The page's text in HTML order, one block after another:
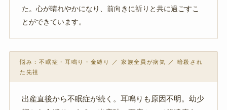
た。心が晴れやかになり、前向きに祈りと共に過ごすこ
とができています。
悩み：不眠症・耳鳴り・金縛り ／ 家族全員が病気 ／ 暗殺され
た先祖
出産直後から不眠症が続く。耳鳴りも原因不明。幼少